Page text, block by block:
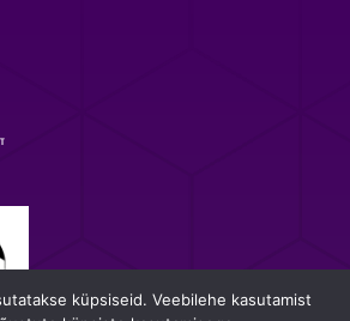
küpsiseid. Veebilehe kasutamist